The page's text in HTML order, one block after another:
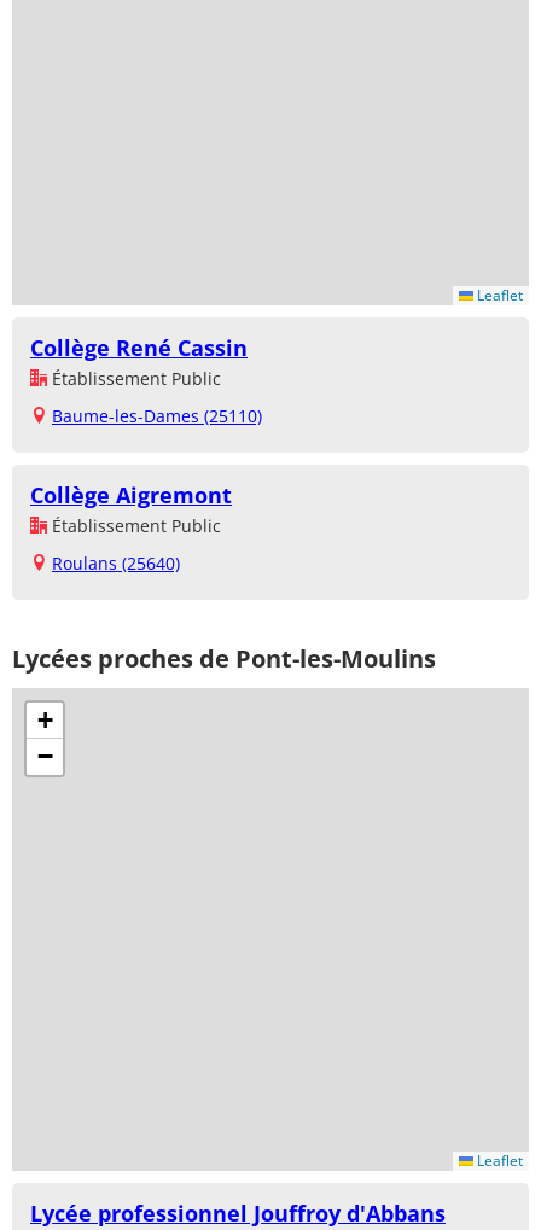
Leaflet
Collège René Cassin
Établissement Public
Baume-les-Dames (25110)
Collège Aigremont
Établissement Public
Roulans (25640)
Lycées proches de Pont-les-Moulins
+
−
Leaflet
Lycée professionnel Jouffroy d'Abbans